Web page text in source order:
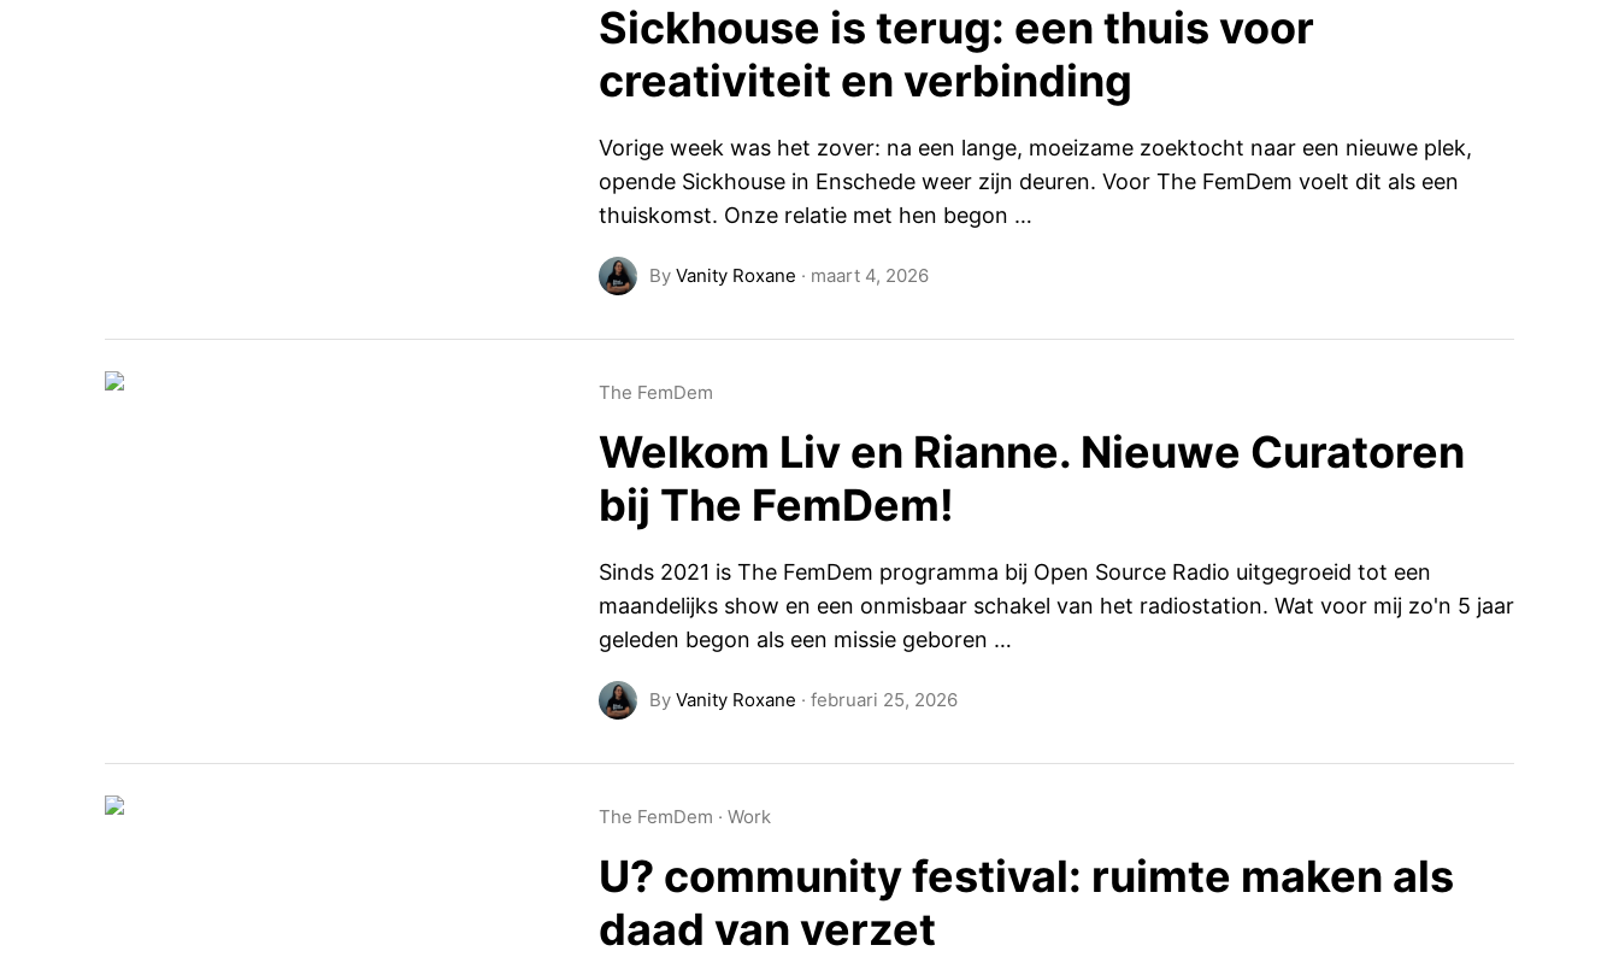
Sickhouse is terug: een thuis voor
creativiteit en verbinding
Vorige week was het zover: na een lange, moeizame zoektocht naar een nieuwe plek,
opende Sickhouse in Enschede weer zijn deuren. Voor The FemDem voelt dit als een
thuiskomst. Onze relatie met hen begon …
By Vanity Roxane · maart 4, 2026
The FemDem
Welkom Liv en Rianne. Nieuwe Curatoren
bij The FemDem!
Sinds 2021 is The FemDem programma bij Open Source Radio uitgegroeid tot een
maandelijks show en een onmisbaar schakel van het radiostation. Wat voor mij zo'n 5 jaar
geleden begon als een missie geboren …
By Vanity Roxane · februari 25, 2026
The FemDem · Work
U? community festival: ruimte maken als
daad van verzet